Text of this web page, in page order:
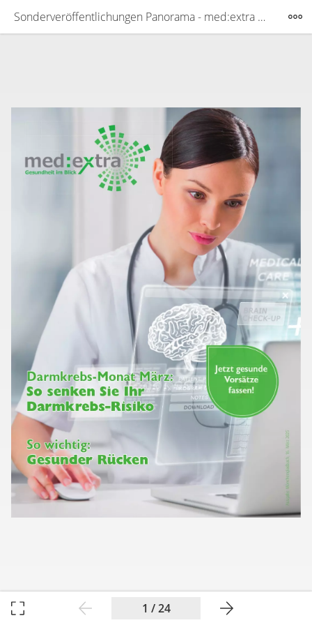
Sonderveröffentlichungen Panorama - med:extra Magazin Mönchengladbach